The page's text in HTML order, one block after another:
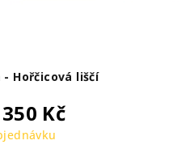
- Hořčicová liščí
Kč